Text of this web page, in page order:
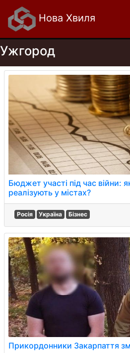
Нова Хвиля
Ужгород
Бюджет участі під час війни:
реалізують у містах?
Росія Україна Бізнес
Прикордонники Закарпаття